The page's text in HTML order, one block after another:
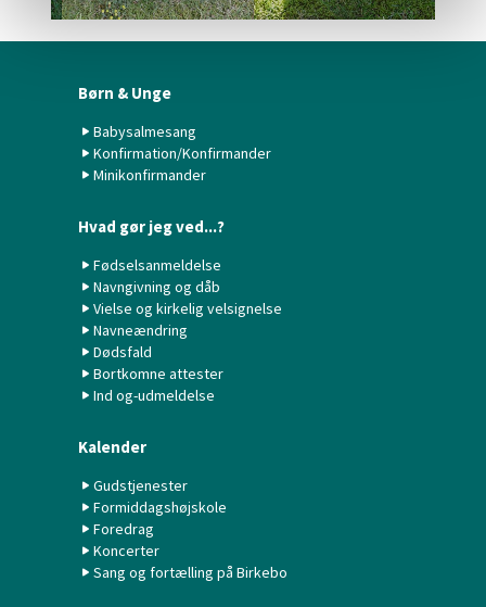
Børn & Unge
Babysalmesang
Konfirmation/Konfirmander
Minikonfirmander
Hvad gør jeg ved...?
Fødselsanmeldelse
Navngivning og dåb
Vielse og kirkelig velsignelse
Navneændring
Dødsfald
Bortkomne attester
Ind og-udmeldelse
Kalender
Gudstjenester
Formiddagshøjskole
Foredrag
Koncerter
Sang og fortælling på Birkebo